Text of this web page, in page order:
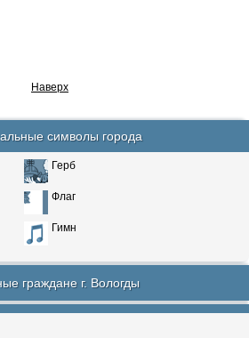
Наверх
символы города
Герб
Флаг
Гимн
граждане г. Вологды